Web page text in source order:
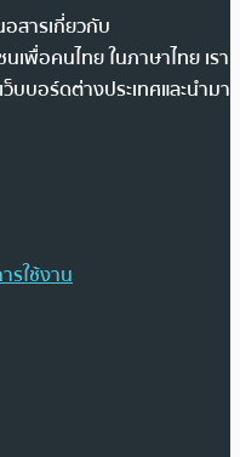
สารเกี่ยวกับ
เพื่อคนไทย ในภาษาไทย เรา
บบอร์ดต่างประเทศและนำมา
รใช้งาน